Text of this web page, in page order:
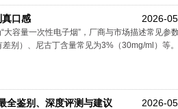
2026-
口感
容量一次性电子烟”，厂商与市场描述常见参
别）、尼古丁含量常见为3%（30mg/ml）等
2026-
鉴别、深度评测与建议